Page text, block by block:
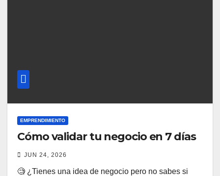
EMPRENDIMIENTO
Cómo validar tu negocio en 7 días
JUN 24, 2026
🧐 ¿Tienes una idea de negocio pero no sabes si